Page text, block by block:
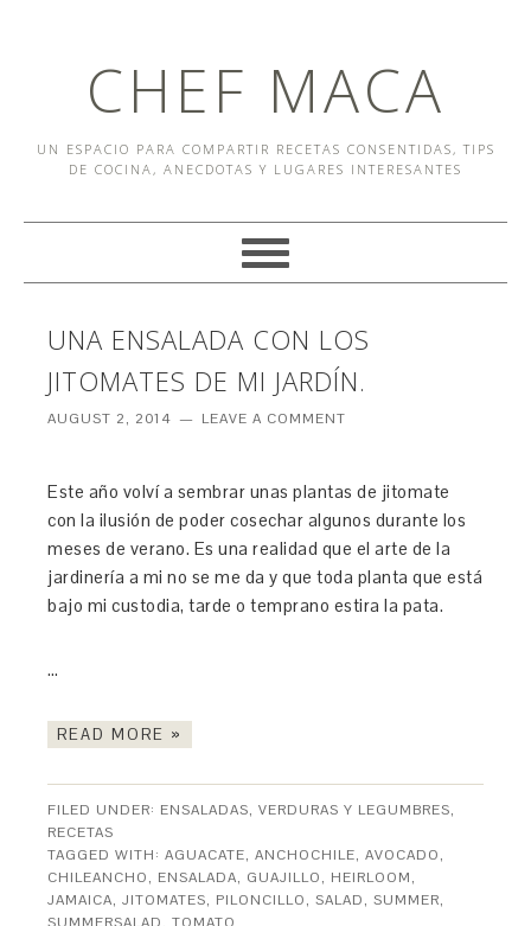
CHEF MACA
UN ESPACIO PARA COMPARTIR RECETAS CONSENTIDAS, TIPS
DE COCINA, ANECDOTAS Y LUGARES INTERESANTES
UNA ENSALADA CON LOS
JITOMATES DE MI JARDÍN.
AUGUST 2, 2014 LEAVE A COMMENT
Este año volví a sembrar unas plantas de jitomate
con la ilusión de poder cosechar algunos durante los
meses de verano. Es una realidad que el arte de la
jardinería a mi no se me da y que toda planta que está
bajo mi custodia, tarde o temprano estira la pata.
…
READ MORE »
FILED UNDER: ENSALADAS, VERDURAS Y LEGUMBRES,
RECETAS
TAGGED WITH:AGUACATE,ANCHOCHILE,AVOCADO,
CHILEANCHO, ENSALADA, GUAJILLO, HEIRLOOM,
JAMAICA,JITOMATES, PILONCILLO,SALAD,SUMMER,